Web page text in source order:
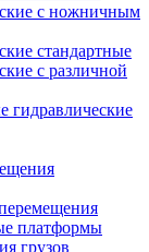
с ножничным
стандартные
с различной
гидравлические
платформы
грузов